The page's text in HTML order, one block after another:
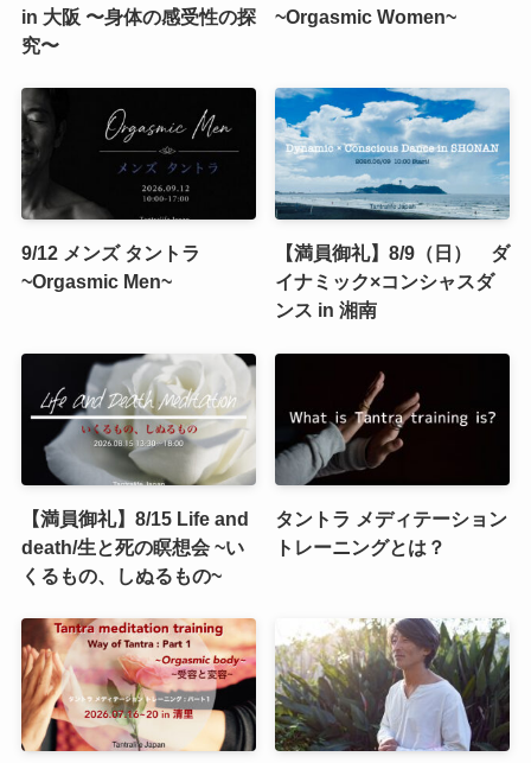
in 大阪 〜身体の感受性の探
究〜
~Orgasmic Women~
9/12 メンズ タントラ
~Orgasmic Men~
【満員御礼】8/9（日） ダ
イナミック×コンシャスダ
ンス in 湘南
【満員御礼】8/15 Life and
death/生と死の瞑想会 ~い
くるもの、しぬるもの~
タントラ メディテーション
トレーニングとは？